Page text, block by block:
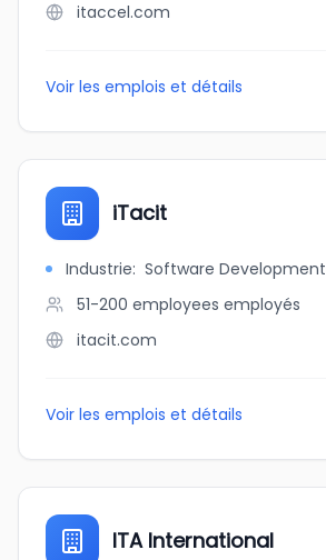
itaccel.com
Voir les emplois et détails
iTacit
Industrie: Software Development
51-200 employees employés
itacit.com
Voir les emplois et détails
ITA International